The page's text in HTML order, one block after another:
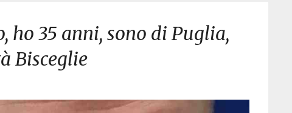
ho 35 anni, sono di Puglia,
Bisceglie